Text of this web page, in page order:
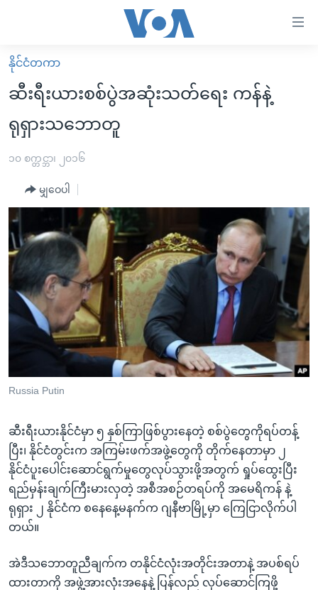
လွယ်ကူ
စေ
Link
များ
အကြောင်းအရာ
ကျော်
ကြည့်
ရန်
ပင်မ
အ
ညွန်း
သို့
ရန်
ရှာဖွေ
ရန်
နေရာ
သို့
ကျော်
မူလစာမျက်နှာ
မြန်မာ
ကမ္ဘာ့သတင်းများ
အစ္စရေး-ပါလက်စတိုင်း
ရပ်ဝန်းတခု လမ်းတခု အလွန်
အင်္ဂလိပ်စာလေ့လာမယ်
အမေရိကန်သုံးအီဒီယံ
မကြေးမုံရဲ့ အင်္ဂလိပ်စာ
ရုပ်ရှင်ထဲက အင်္ဂလိပ်စာ
သုတပဒေသာ အင်္ဂလိပ်စာ
အပတ်စဉ်ကဏ္ဍများ
ရေဒီယို
တီဗွီ
ရေဒီယိုနှင့်ရုပ်သံ အချက်အလက်များ
ရေဒီယို/တီဗွီအစီအစဉ်
Learning English
ဗွီအိုအေ လူမှုကွန်ယက်များ
ဘာသာစကားများ
နိုင်ငံတကာ
ဆီးရီးယားစစ်ပွဲအဆုံးသတ်ရေး ကန်နဲ့
ရုရှားသဘောတူ
၁၀ စက္တင္ဘာ၊ ၂၀၁၆
မျှဝေပါ
Russia Putin
ဆီးရီးယားနိုင်ငံမှာ ၅ နှစ်ကြာဖြစ်ပွားနေတဲ့ စစ်ပွဲတွေကိုရပ်တန့်
ပြီး၊ နိုင်ငံတွင်းက အကြမ်းဖက်အဖွဲ့တွေကို တိုက်နေတာမှာ ၂
နိုင်ငံပူးပေါင်းဆောင်ရွက်မှုတွေလုပ်သွားဖို့အတွက် ရှုပ်ထွေးပြီး
ရည်မှန်းချက်ကြီးမားလှတဲ့ အစီအစဉ်တရပ်ကို အမေရိကန် နဲ့
ရုရှား ၂ နိုင်ငံက စနေနေ့မနက်က ဂျနီဗာမြို့မှာ ကြေငြာလိုက်ပါ
တယ်။
အဲဒီသဘောတူညီချက်က တနိုင်ငံလုံးအတိုင်းအတာနဲ့ အပစ်ရပ်
ထားတာကို အဖွဲ့အားလုံးအနေနဲ့ ပြန်လည် လုပ်ဆောင်ကြဖို့